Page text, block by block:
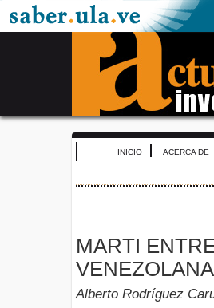
INICIO ACERCA DE
MARTI
VENEZOLANA
Alberto Rodríguez